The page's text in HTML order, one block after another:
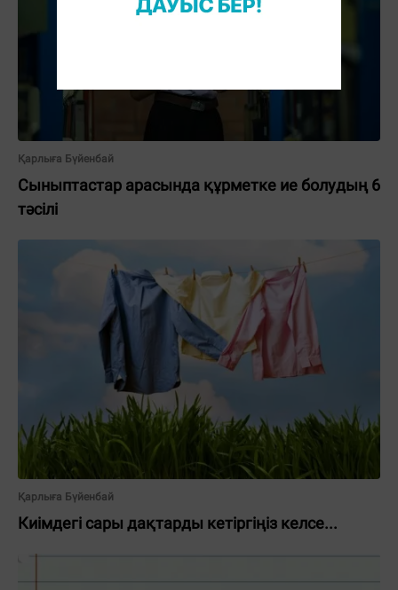
Қарлыға Бүйенбай
Сыныптастар арасында құрметке ие болудың 6
тәсілі
Қарлыға Бүйенбай
Киімдегі сары дақтарды кетіргіңіз келсе...